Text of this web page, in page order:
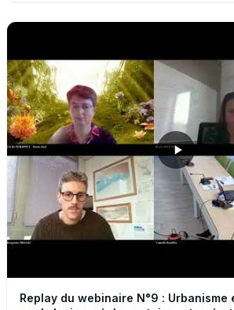
fonctionnalités des rivières et de leurs
associées. L’agence de l’eau Seine-
soutien financier majeur à l’ensemble de
accompagnant l’EPAGE sur l’acquisition
un montant global de 1,4 million d’euros,
inventaires, l’animation foncière, les
annexes.
Replay du webinaire N°9 : Urbanisme